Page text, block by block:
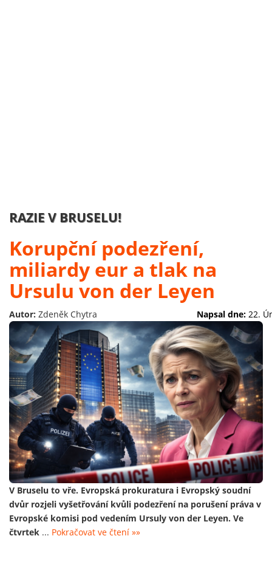
RAZIE V BRUSELU!
Korupční podezření,
miliardy eur a tlak na
Ursulu von der Leyen
Autor: Zdeněk Chytra Napsal dne: 22.
V Bruselu to vře. Evropská prokuratura i Evropský soudní
dvůr rozjeli vyšetřování kvůli podezření na porušení práva v
Evropské komisi pod vedením Ursuly von der Leyen. Ve
čtvrtek ... Pokračovat ve čtení »»